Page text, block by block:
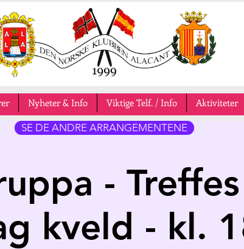
Nyheter & Info Viktige Telf. / Info Aktiviteter
-
kveld - kl.
SE DE ANDRE ARRANGEMENTENE